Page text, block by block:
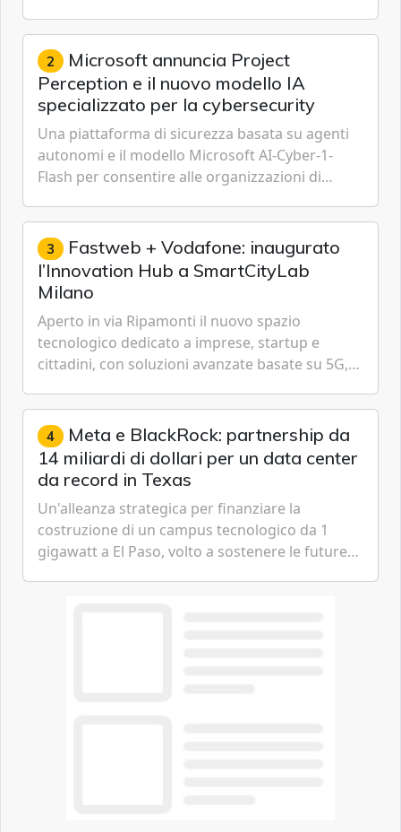
2 Microsoft annuncia Project
Perception e il nuovo modello IA
specializzato per la cybersecurity
Una piattaforma di sicurezza basata su agenti
autonomi e il modello Microsoft AI-Cyber-1-
Flash per consentire alle organizzazioni di
gestione continua del rischio.
3 Fastweb + Vodafone: inaugurato
l’Innovation Hub a SmartCityLab
Milano
Aperto in via Ripamonti il nuovo spazio
tecnologico dedicato a imprese, startup e
cittadini, con soluzioni avanzate basate su 5G,
Cybersecurity.
4 Meta e BlackRock: partnership da
14 miliardi di dollari per un data center
da record in Texas
Un'alleanza strategica per finanziare la
costruzione di un campus tecnologico da 1
gigawatt a El Paso, volto a sostenere le future